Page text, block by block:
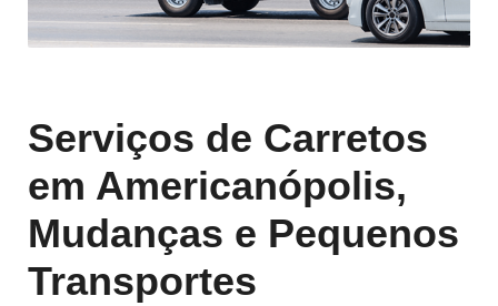
Serviços de Carretos
em Americanópolis,
Mudanças e Pequenos
Transportes